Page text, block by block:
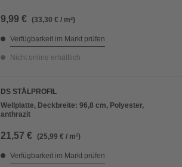
9,99 € (33,30 € / m²)
Verfügbarkeit im Markt prüfen
Nicht online erhältlich
DS STÅLPROFIL
Wellplatte, Deckbreite: 96,8 cm, Polyester,
anthrazit
21,57 € (25,99 € / m²)
Verfügbarkeit im Markt prüfen